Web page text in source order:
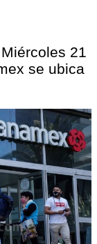
21
se ubica